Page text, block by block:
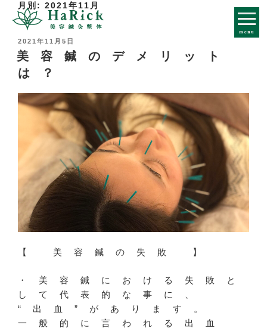
コ
ン
ン
ツ
へ
ス
キ
menu
月別: 2021年11月
投
稿
日:
2021年11月5日
美容鍼のデメリット
は？
【 美容鍼の失敗 】
・美容鍼における失敗と
して代表的な事に、
“出血”があります。
一般的に言われる出血